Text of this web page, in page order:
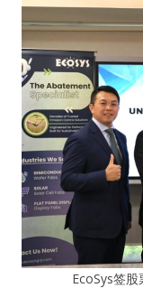
EcoSys签